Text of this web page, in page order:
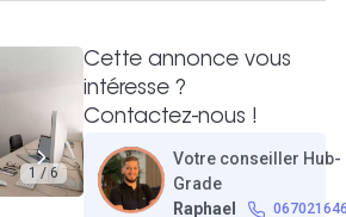
1 / 6
Cette annonce vous
intéresse ?
Contactez-nous !
Votre conseiller Hub-
Grade
Raphael